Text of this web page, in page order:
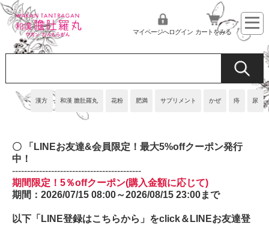
漢方 和漢 膽肚羅丸 花粉 肥満 サプリメント かぜ 痔 尿
マイページへログイン カートをみる
〇 「LINEお友達&会員限定！最大5%offクーポン発行
中！
-------------------------------------------
期間限定！5％offクーポン(購入金額に応じて)
期間：2026/07/15 08:00～2026/08/15 23:00まで
以下「LINE登録はこちらから」をclick＆LINEお友達登